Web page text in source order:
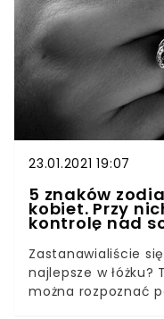
umysłu. Sprawdź,
23.01.2021 19:07
5 znaków
kobiet. Przy
kontrolę nad
Zastanawialiście
najlepsze w
można rozpoznać